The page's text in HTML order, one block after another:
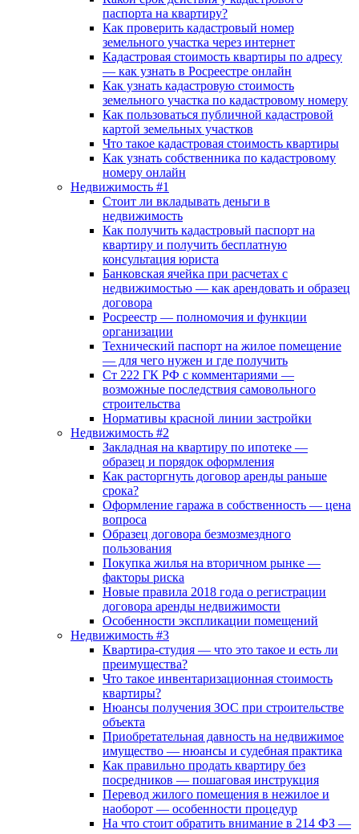
паспорта на квартиру?
Как проверить кадастровый номер
земельного участка через интернет
Кадастровая стоимость квартиры по адресу
— как узнать в Росреестре онлайн
Как узнать кадастровую стоимость
земельного участка по кадастровому номеру
Как пользоваться публичной кадастровой
картой земельных участков
Что такое кадастровая стоимость квартиры
Как узнать собственника по кадастровому
номеру онлайн
Недвижимость #1
Стоит ли вкладывать деньги в
недвижимость
Как получить кадастровый паспорт на
квартиру и получить бесплатную
консультация юриста
Банковская ячейка при расчетах с
недвижимостью — как арендовать и образец
договора
Росреестр — полномочия и функции
организации
Технический паспорт на жилое помещение
— для чего нужен и где получить
Ст 222 ГК РФ с комментариями —
возможные последствия самовольного
строительства
Нормативы красной линии застройки
Недвижимость #2
Закладная на квартиру по ипотеке —
образец и порядок оформления
Как расторгнуть договор аренды раньше
срока?
Оформление гаража в собственность — цена
вопроса
Образец договора безмозмездного
пользования
Покупка жилья на вторичном рынке —
факторы риска
Новые правила 2018 года о регистрации
договора аренды недвижимости
Особенности экспликации помещений
Недвижимость #3
Квартира-студия — что это такое и есть ли
преимущества?
Что такое инвентаризационная стоимость
квартиры?
Нюансы получения ЗОС при строительстве
объекта
Приобретательная давность на недвижимое
имущество — нюансы и судебная практика
Как правильно продать квартиру без
посредников — пошаговая инструкция
Перевод жилого помещения в нежилое и
наоборот — особенности процедур
На что стоит обратить внимание в 214 ФЗ —